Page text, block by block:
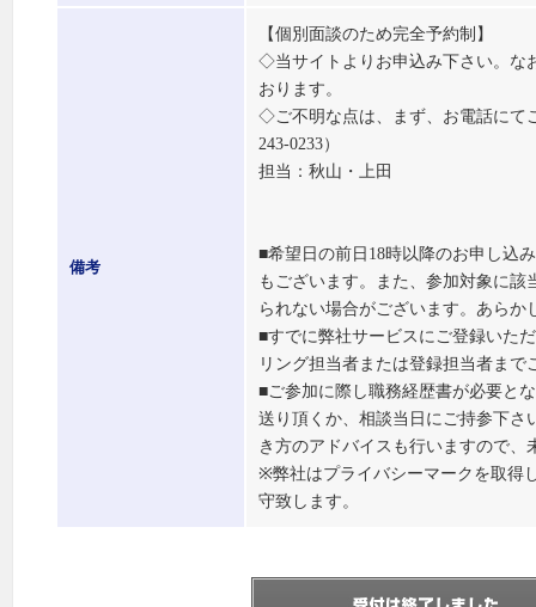
備考
【個別面談のため完全予約制】
◇当サイトよりお申込み下さい。な
おります。
◇ご不明な点は、まず、お電話にて
243-0233）
担当：秋山・上田
■希望日の前日18時以降のお申し込
もございます。また、参加対象に
られない場合がございます。あらか
■すでに弊社サービスにご登録いた
リング担当者または登録担当者まで
■ご参加に際し職務経歴書が必要と
送り頂くか、相談当日にご持参下さ
き方のアドバイスも行いますので
※弊社はプライバシーマークを取得
守致します。